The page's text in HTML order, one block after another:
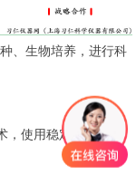
、生物培养，进行科
，使用稳定可靠。